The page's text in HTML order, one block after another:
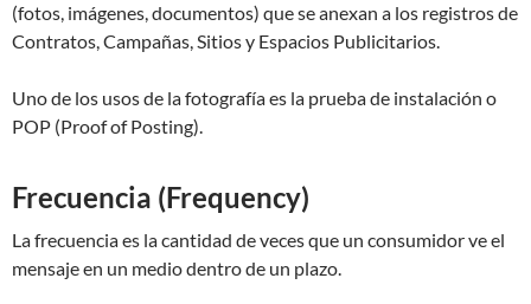
(fotos, imágenes, documentos) que se anexan a los registros de
Contratos, Campañas, Sitios y Espacios Publicitarios.
Uno de los usos de la fotografía es la prueba de instalación o
POP (Proof of Posting).
Frecuencia (Frequency)
La frecuencia es la cantidad de veces que un consumidor ve el
mensaje en un medio dentro de un plazo.